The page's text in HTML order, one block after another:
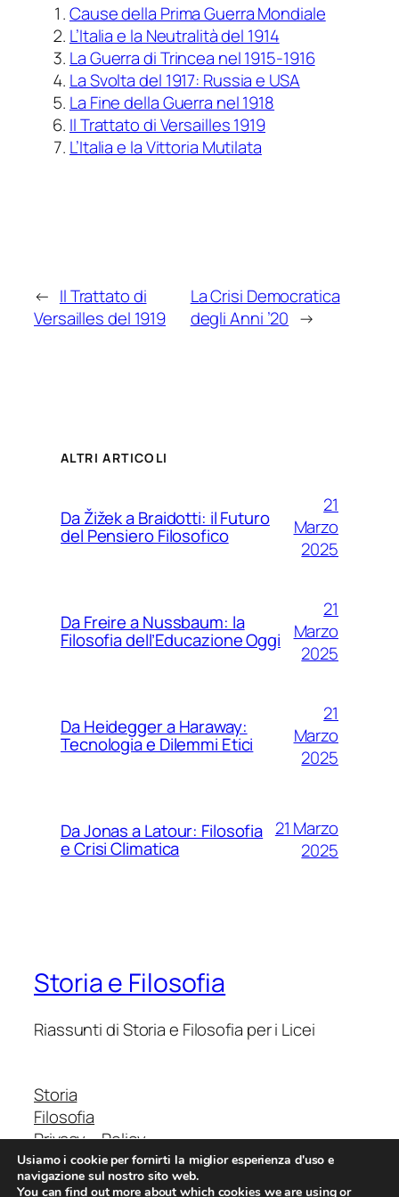
Cause della Prima Guerra Mondiale
L’Italia e la Neutralità del 1914
La Guerra di Trincea nel 1915-1916
La Svolta del 1917: Russia e USA
La Fine della Guerra nel 1918
Il Trattato di Versailles 1919
L’Italia e la Vittoria Mutilata
← Il Trattato di
Versailles del 1919
La Crisi Democratica
degli Anni ’20 →
ALTRI ARTICOLI
Da Žižek a Braidotti: il Futuro
del Pensiero Filosofico
21
Marzo
2025
Da Freire a Nussbaum: la
Filosofia dell’Educazione Oggi
21
Marzo
2025
Da Heidegger a Haraway:
Tecnologia e Dilemmi Etici
21
Marzo
2025
Da Jonas a Latour: Filosofia
e Crisi Climatica
21 Marzo
2025
Storia e Filosofia
Riassunti di Storia e Filosofia per i Licei
Storia
Filosofia
Privacy – Policy
Usiamo i cookie per fornirti la miglior esperienza d'uso e
navigazione sul nostro sito web.
You can find out more about which cookies we are using or